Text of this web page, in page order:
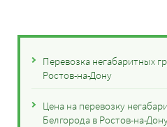
Перевозка негабаритных
Ростов-на-Дону
Цена на перевозку
Белгорода в Ростов-на-